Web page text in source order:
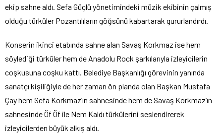
ekip sahne aldı. Sefa Güçlü yönetimindeki müzik ekibinin çalmış
olduğu türküler Pozantılıların göğsünü kabartarak gururlandırdı.
Konserin ikinci etabında sahne alan Savaş Korkmaz ise hem
söylediği türküler hem de Anadolu Rock şarkılarıyla izleyicilerin
coşkusuna coşku kattı. Belediye Başkanlığı görevinin yanında
sanatçı kişiliğiyle de her zaman ön planda olan Başkan Mustafa
Çay hem Sefa Korkmaz’ın sahnesinde hem de Savaş Korkmaz’ın
sahnesinde Öf Öf ile Nem Kaldı türkülerini seslendirerek
izleyicilerden büyük alkış aldı.